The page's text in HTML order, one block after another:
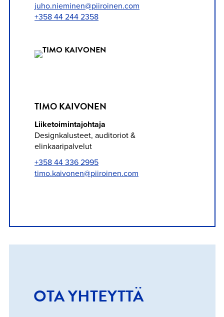
juho.nieminen@piiroinen.com
+358 44 244 2358
TIMO KAIVONEN
Liiketoimintajohtaja
Designkalusteet, auditoriot &
elinkaaripalvelut
+358 44 336 2995
timo.kaivonen@piiroinen.com
OTA YHTEYTTÄ